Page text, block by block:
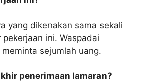
yang dikenakan sama sekali
ini. Waspadai
sejumlah uang.
penerimaan lamaran?